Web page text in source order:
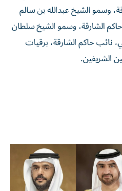
وسمو الشيخ عبدالله بن سالم
الشارقة، وسمو الشيخ سلطان
حاكم الشارقة، برقيات
الشريفين.